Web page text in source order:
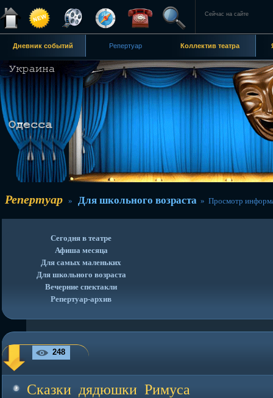
Сейчас на сайте
Дневник событий Репертуар Коллектив театра
Репертуар » Для школьного возраста » Просмотр
Сегодня в театре
Афиша месяца
Для самых маленьких
Для школьного возраста
Вечерние спектакли
Репертуар-архив
248
Сказки дядюшки Римуса